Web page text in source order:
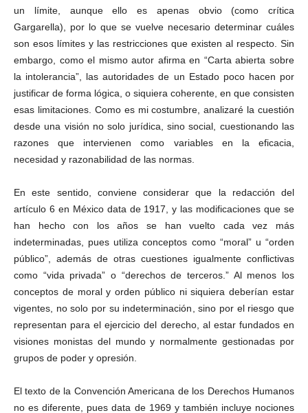
un límite, aunque ello es apenas obvio (como crítica
Gargarella), por lo que se vuelve necesario determinar cuáles
son esos límites y las restricciones que existen al respecto. Sin
embargo, como el mismo autor afirma en “Carta abierta sobre
la intolerancia”, las autoridades de un Estado poco hacen por
justificar de forma lógica, o siquiera coherente, en que consisten
esas limitaciones. Como es mi costumbre, analizaré la cuestión
desde una visión no solo jurídica, sino social, cuestionando las
razones que intervienen como variables en la eficacia,
necesidad y razonabilidad de las normas.
En este sentido, conviene considerar que la redacción del
artículo 6 en México data de 1917, y las modificaciones que se
han hecho con los años se han vuelto cada vez más
indeterminadas, pues utiliza conceptos como “moral” u “orden
público”, además de otras cuestiones igualmente conflictivas
como “vida privada” o “derechos de terceros.” Al menos los
conceptos de moral y orden público ni siquiera deberían estar
vigentes, no solo por su indeterminación, sino por el riesgo que
representan para el ejercicio del derecho, al estar fundados en
visiones monistas del mundo y normalmente gestionadas por
grupos de poder y opresión.
El texto de la Convención Americana de los Derechos Humanos
no es diferente, pues data de 1969 y también incluye nociones